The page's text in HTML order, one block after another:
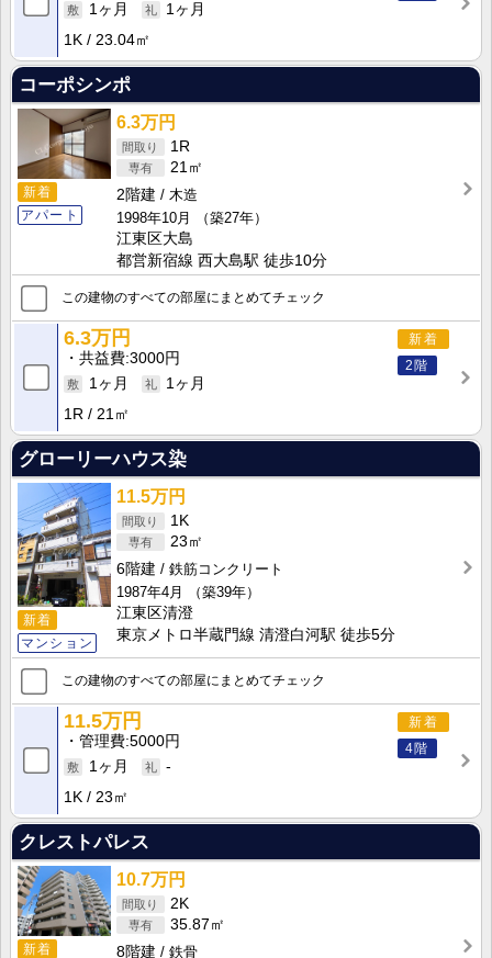
1ヶ月
1ヶ月
1K
23.04㎡
コーポシンポ
新着
アパート
6.3万円
1R
21㎡
2階建
木造
1998年10月
（築27年）
江東区大島
都営新宿線 西大島駅 徒歩10分
この建物のすべての部屋にまとめてチェック
新着
2階
6.3万円
共益費 3000円
1ヶ月
1ヶ月
1R
21㎡
グローリーハウス染
新着
マンション
11.5万円
1K
23㎡
6階建
鉄筋コンクリート
1987年4月
（築39年）
江東区清澄
東京メトロ半蔵門線 清澄白河駅 徒歩5分
この建物のすべての部屋にまとめてチェック
新着
4階
11.5万円
管理費 5000円
1ヶ月
-
1K
23㎡
クレストパレス
新着
10.7万円
2K
35.87㎡
8階建
鉄骨